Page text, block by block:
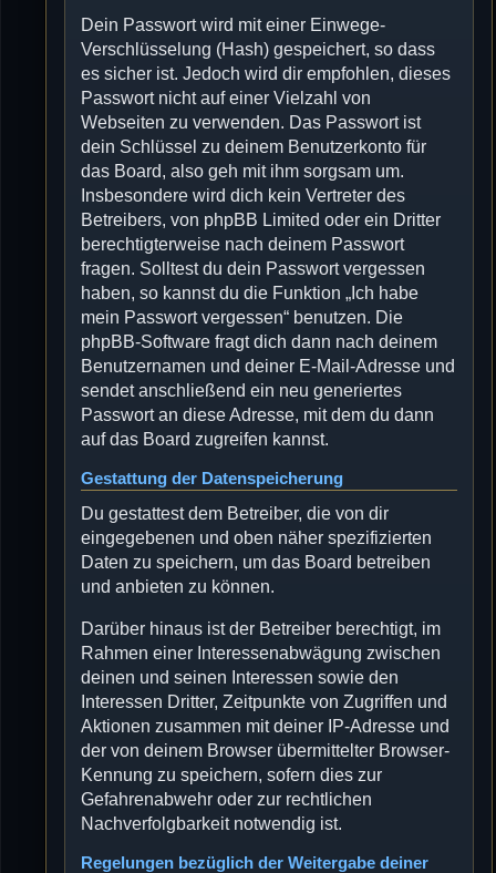
Dein Passwort wird mit einer Einwege-
Verschlüsselung (Hash) gespeichert, so dass
es sicher ist. Jedoch wird dir empfohlen, dieses
Passwort nicht auf einer Vielzahl von
Webseiten zu verwenden. Das Passwort ist
dein Schlüssel zu deinem Benutzerkonto für
das Board, also geh mit ihm sorgsam um.
Insbesondere wird dich kein Vertreter des
Betreibers, von phpBB Limited oder ein Dritter
berechtigterweise nach deinem Passwort
fragen. Solltest du dein Passwort vergessen
haben, so kannst du die Funktion „Ich habe
mein Passwort vergessen“ benutzen. Die
phpBB-Software fragt dich dann nach deinem
Benutzernamen und deiner E-Mail-Adresse und
sendet anschließend ein neu generiertes
Passwort an diese Adresse, mit dem du dann
auf das Board zugreifen kannst.
Gestattung der Datenspeicherung
Du gestattest dem Betreiber, die von dir
eingegebenen und oben näher spezifizierten
Daten zu speichern, um das Board betreiben
und anbieten zu können.
Darüber hinaus ist der Betreiber berechtigt, im
Rahmen einer Interessenabwägung zwischen
deinen und seinen Interessen sowie den
Interessen Dritter, Zeitpunkte von Zugriffen und
Aktionen zusammen mit deiner IP-Adresse und
der von deinem Browser übermittelter Browser-
Kennung zu speichern, sofern dies zur
Gefahrenabwehr oder zur rechtlichen
Nachverfolgbarkeit notwendig ist.
Regelungen bezüglich der Weitergabe deiner